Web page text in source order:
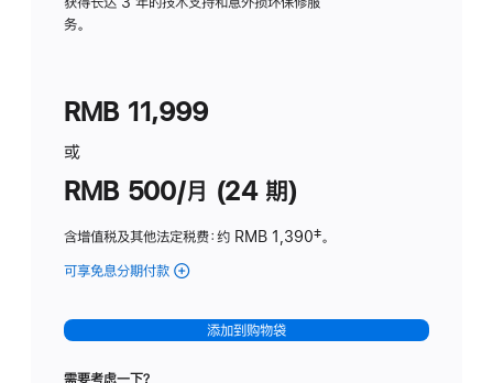
务。
RMB 11,999
或
RMB 500/月 (24 期)
含增值税及其他法定税费：约 RMB 1,390脚
‡。
可享免息分期付款 (Studio
-
标
添加到购物袋
需要考虑一下？